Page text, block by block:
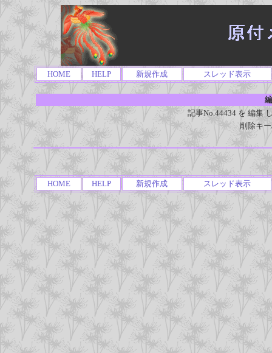
HOME HELP 新規作成 スレッド表示
記事No.44434 を 編集
削除キ
HOME HELP 新規作成 スレッド表示